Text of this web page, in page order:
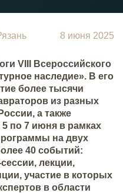
8 июня 2025
VIII Всероссийского
наследие». В его
более тысячи
из разных
а также
по 7 июня в рамках
на двух
40 событий:
лекции,
участие в которых
в области